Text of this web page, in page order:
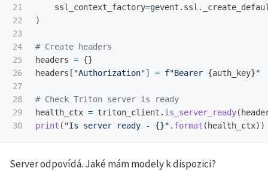
21
22
23
24
25
26
27
28
29
ssl_context_factory=gevent . ssl .
)
headers = {}
headers [ "Authorization"] = f"Bearer {auth_key}"
health_ctx = triton_client . is_server_ready(
print ( "Is server ready - {}" . format ( health_ctx))
Server odpovídá. Jaké mám modely k dispozici?